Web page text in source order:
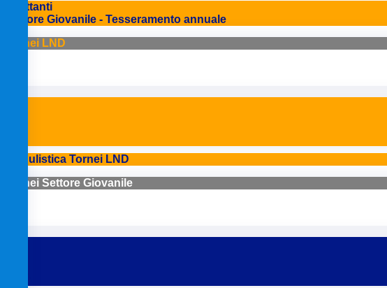
Dilettanti
Settore Giovanile - Tesseramento annuale
Tornei LND
Modulistica Tornei LND
Tornei Settore Giovanile